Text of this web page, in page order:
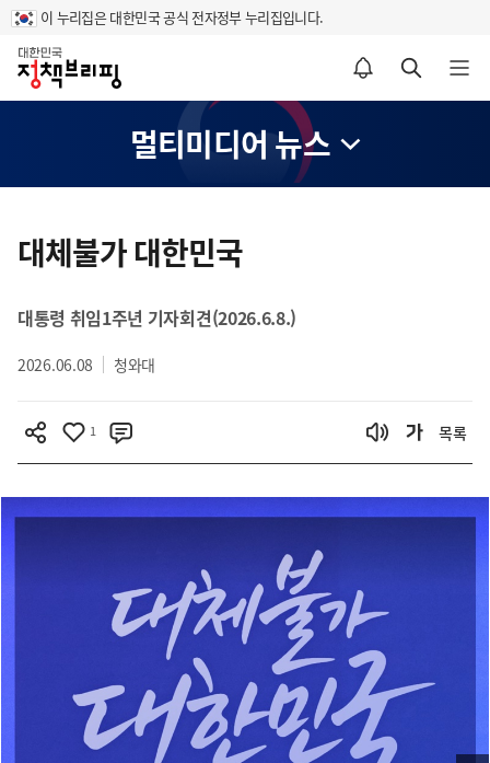
이 누리집은 대한민국 공식 전자정부 누리집입니다.
홈
알림설정 바로가기 검색 바로가기 메뉴 열기
멀티미디어 뉴스
텐
츠
역
대체불가 대한민국
대통령 취임1주년 기자회견(2026.6.8.)
2026.06.08 청와대
1 목록